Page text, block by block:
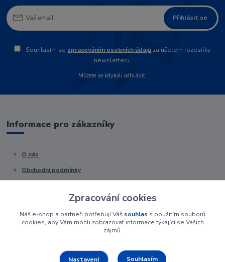
Přihlásit se
Souhlasím se zpracováním osobních údajů za účelem rozesílky
newsletteru.
Můžete se kdykoli odhlásit.
Informace pro zákazníky
O nás
Obchodní podmínky
Zpracování cookies
Náš e-shop a partneři potřebují Váš souhlas s použitím souborů
cookies, aby Vám mohli zobrazovat informace týkající se Vašich
zájmů.
Nastavení Souhlasím